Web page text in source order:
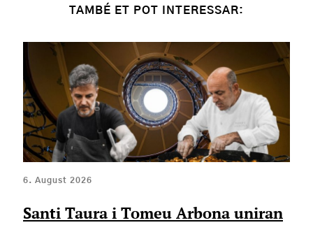
TAMBÉ ET POT INTERESSAR:
6. August 2026
Santi Taura i Tomeu Arbona uniran